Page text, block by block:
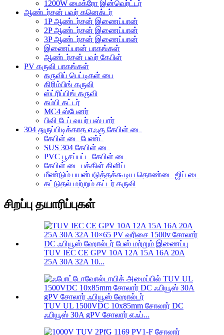
1200W மைக்ரோ இன்வெர்ட்டர்
ஆண்டர்சன் பவர் கனெக்டர்
1P ஆண்டர்சன் இணைப்பான்
2P ஆண்டர்சன் இணைப்பான்
3P ஆண்டர்சன் இணைப்பான்
இணைப்பான் பாகங்கள்
ஆண்டர்சன் பவர் கேபிள்
PV கருவி பாகங்கள்
கருவிப் பெட்டிகள் பை
கிரிம்பிங் கருவி
ஸ்ட்ரிப்பிங் கருவி
கம்பி கட்டர்
MC4 ஸ்பேனர்
பிவி டேப் வயர் பஸ் பார்
304 துருப்பிடிக்காத எஃகு கேபிள் டை
கேபிள் டை பேண்ட்
SUS 304 கேபிள் டை
PVC பூசப்பட்ட கேபிள் டை
கேபிள் டை பக்கிள் கிளிப்
மீண்டும் பயன்படுத்தக்கூடிய தொண்டை ஜிப் டை
கட்டுதல் மற்றும் கட்டர் கருவி
சிறப்பு தயாரிப்புகள்
TUV IEC CE GPV 10A 12A 15A 16A 20A
25A 30A 32A 10...
TUV UL 1500VDC 10x85mm சோலார் DC
ஃபியூஸ் 30A gPV சோலார் எஃப்...